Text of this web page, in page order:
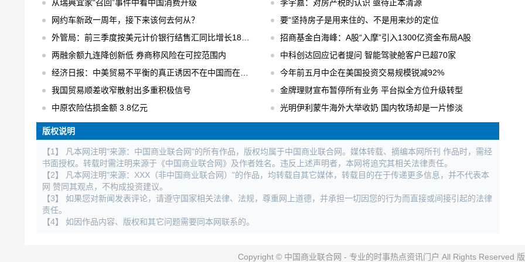
从瑞典宜家“召回”事件中看中国消费升级
李宇嘉：对房产税的认识 亟待正本清源
网约车新政一周年，接下来该何去何从？
要“坚持房子是用来住的、不是用来炒的定位
外管局：前三季度按美元计价银行结售汇同比增长18% 结售汇逆差下降75%
招商基金白海峰：A股“入摩”引入1300亿资金布局A股
两融余额九连降创新低 券商称风险在可控范围内
中科创达回应记者提问 智能驾驶舱客户已超70家
经济日报：中美贸易不平衡的真正诱因不在中国而在美国
今年前五月中企在美国投资交易规模锐减92%
我国贸易顺差收窄散射出多重积极信号
金牌理财宣布暂停所有业务 平台拟全方位升级转型
中原农险估损金额 3.8亿元
光明伊利蒙牛海外大举收奶 国内牧场却是一片惨淡
版权说明
【1】 凡本网注明"来源：中国商业联合网"的所有作品，版权均属于中国商业联合网。媒体转载、摘编本网所刊 作品时，需经
书面授权。转载时需注明来源于《中国商业联合网》及作者姓名。违反上述声明者，本网将追究其相关法律责任。
【2】 凡本网注明"来源：XXX（非中国商业联合网）"的作品，均转载自其它媒体，转载目的在于传递更多信息，并不代表本
网 赞同其观点，不构成投资建议。
【3】 如果您对新闻发表评论，请遵守国家相关法律、法规，尊重网上道德，并承担一切因您的行为而直接或间接引起的法律
责任。
【4】 如因作品内容、版权和其它问题需要同本网联系的。
Copyright © 中国商业联合网 - 专业的时事热点资讯门户 All Rights Reserved